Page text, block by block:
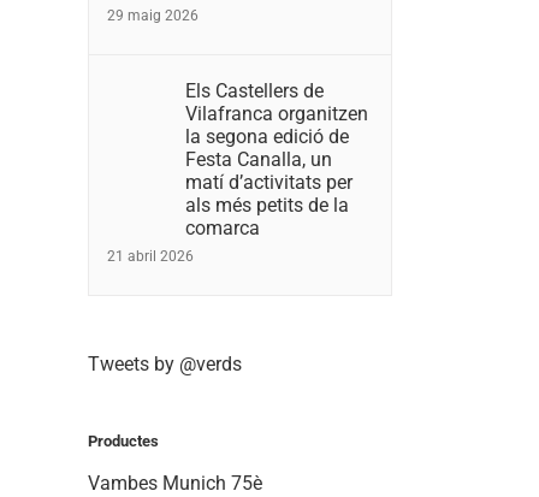
29 maig 2026
Els Castellers de
Vilafranca organitzen
la segona edició de
Festa Canalla, un
matí d’activitats per
als més petits de la
comarca
21 abril 2026
Tweets by @verds
Productes
Vambes Munich 75è